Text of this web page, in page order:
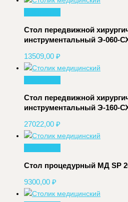
Стол передвижной
инструментальный Э-060-
13509,00 ₽
Стол передвижной
инструментальный Э-160-
27022,00 ₽
Стол процедурный МД SP
9300,00 ₽